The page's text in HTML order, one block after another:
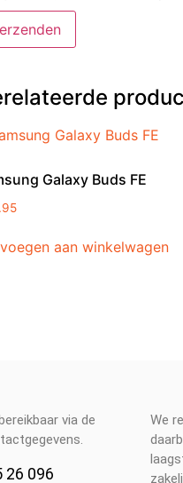
Galaxy Buds FE
aan winkelwagen
via de
26 096
We